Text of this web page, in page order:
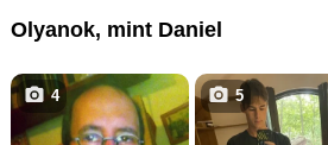
Olyanok, mint Daniel
4 5